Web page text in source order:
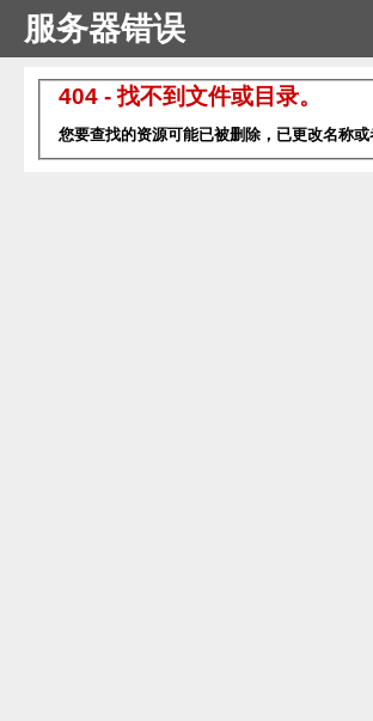
服务器错误
404 - 找不到文件或目录。
您要查找的资源可能已被删除，已更改名称或